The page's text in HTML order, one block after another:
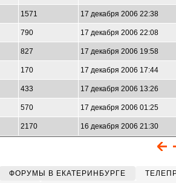
1571 17 декабря 2006 22:38
790 17 декабря 2006 22:08
827 17 декабря 2006 19:58
170 17 декабря 2006 17:44
433 17 декабря 2006 13:26
570 17 декабря 2006 01:25
2170 16 декабря 2006 21:30
ФОРУМЫ В ЕКАТЕРИНБУРГЕ